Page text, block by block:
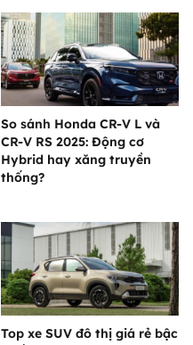
So sánh Honda CR-V L và
CR-V RS 2025: Động cơ
Hybrid hay xăng truyền
thống?
Top xe SUV đô thị giá rẻ bậc